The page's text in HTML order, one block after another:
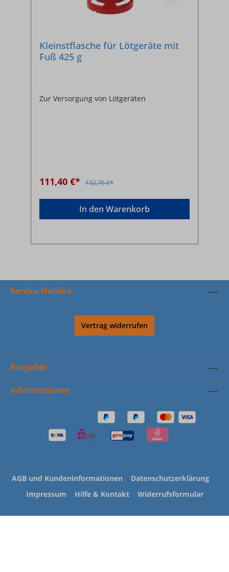
Kleinstflasche für Lötgeräte mit
Fuß 425 g
Zur Versorgung von Lötgeräten
111,40 €* 132,76 €*
In den Warenkorb
Service-Hotline
Vertrag widerrufen
Ratgeber
Informationen
AGB und Kundeninformationen
Datenschutzerklärung
Impressum
Hilfe & Kontakt Widerrufsformular